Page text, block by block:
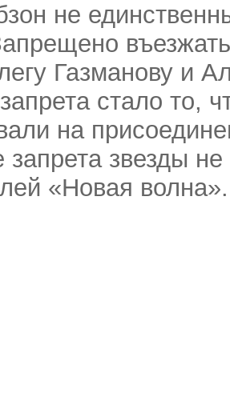
не
Газманову и
стало то,
на
запрета звезды
«Новая волна».